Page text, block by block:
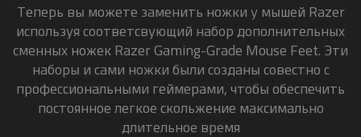
Теперь вы можете заменить ножки у мышей Razer
используя соответсвующий набор дополнительных
сменных ножек Razer Gaming-Grade Mouse Feet. Эти
наборы и сами ножки были созданы совестно с
профессиональными геймерами, чтобы обеспечить
постоянное легкое скольжение максимально
длительное время